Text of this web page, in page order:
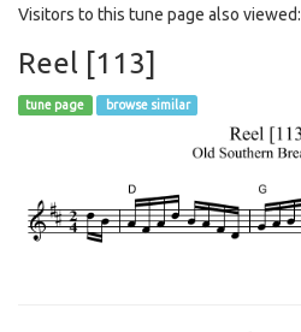
Visitors to this tune page also viewed:
Reel [113]
tune page browse similar